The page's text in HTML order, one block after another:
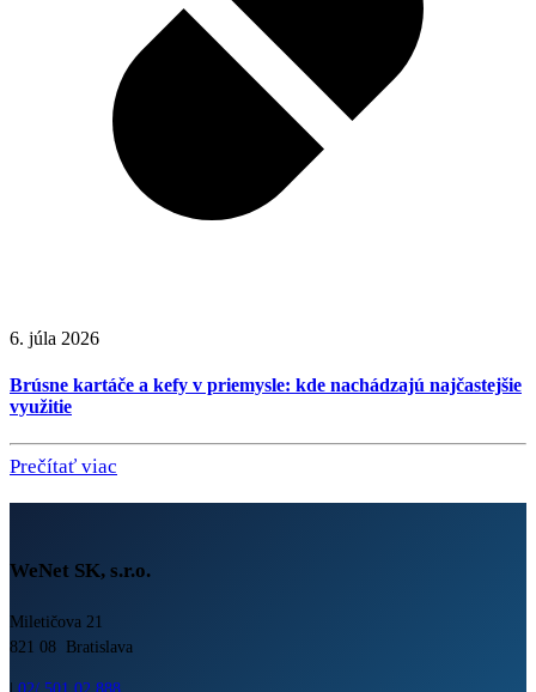
6. júla 2026
Brúsne kartáče a kefy v priemysle: kde nachádzajú najčastejšie
využitie
Prečítať viac
WeNet SK, s.r.o.
Miletičova 21
821 08 Bratislava